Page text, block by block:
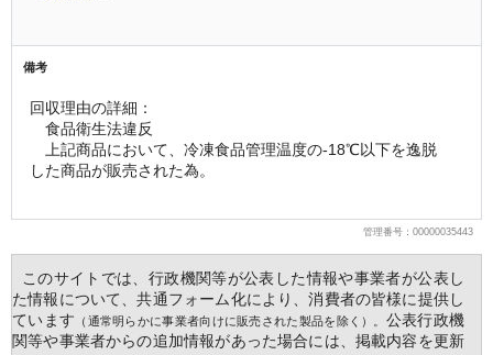
備考
回収理由の詳細：
食品衛生法違反
上記商品において、冷凍食品管理温度の-18℃以下を逸脱
した商品が販売された為。
管理番号：00000035443
このサイトでは、行政機関等が公表した情報や事業者が公表し
た情報について、共通フォーム化により、消費者の皆様に提供し
ています
（通常明らかに事業者向けに販売された製品を除く）。 公表行政機
関等や事業者からの追加情報があった場合には、掲載内容を更新